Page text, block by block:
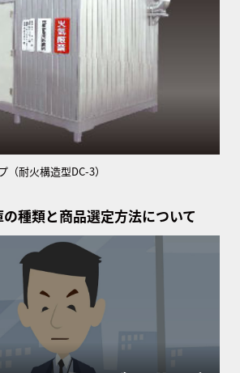
耐火構造型DC-3）
種類と商品選定方法について